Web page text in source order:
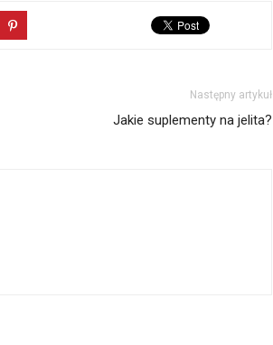
Następny artykuł
Jakie suplementy na jelita?